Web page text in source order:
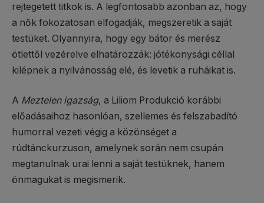
rejtegetett titkok is. A legfontosabb azonban az, hogy
a nők fokozatosan elfogadják, megszeretik a saját
testüket. Olyannyira, hogy egy bátor és merész
ötlettől vezérelve elhatározzák: jótékonysági céllal
kilépnek a nyilvánosság elé, és levetik a ruháikat is.
A Meztelen igazság, a Liliom Produkció korábbi
előadásaihoz hasonlóan, szellemes és felszabadító
humorral vezeti végig a közönséget a
rúdtánckurzuson, amelynek során nem csupán
megtanulnak urai lenni a saját testüknek, hanem
önmagukat is megismerik.